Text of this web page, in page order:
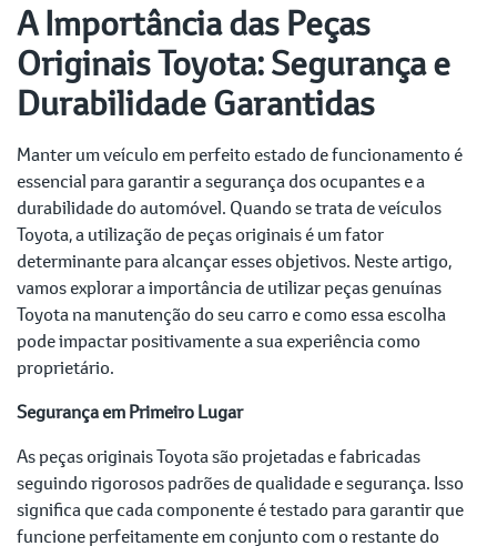
A Importância das Peças
Originais Toyota: Segurança e
Durabilidade Garantidas
Manter um veículo em perfeito estado de funcionamento é
essencial para garantir a segurança dos ocupantes e a
durabilidade do automóvel. Quando se trata de veículos
Toyota, a utilização de peças originais é um fator
determinante para alcançar esses objetivos. Neste artigo,
vamos explorar a importância de utilizar peças genuínas
Toyota na manutenção do seu carro e como essa escolha
pode impactar positivamente a sua experiência como
proprietário.
Segurança em Primeiro Lugar
As peças originais Toyota são projetadas e fabricadas
seguindo rigorosos padrões de qualidade e segurança. Isso
significa que cada componente é testado para garantir que
funcione perfeitamente em conjunto com o restante do